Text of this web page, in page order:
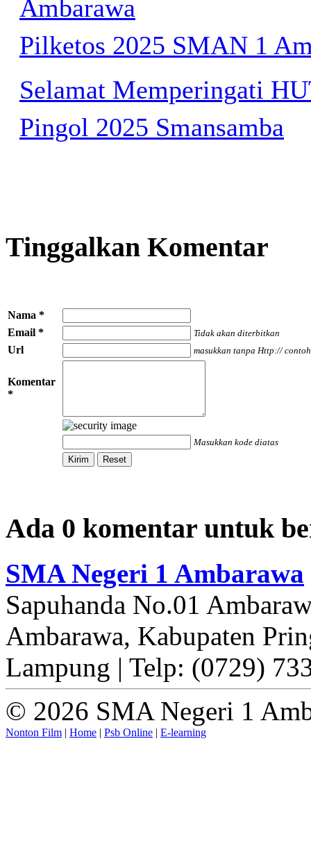
Ambarawa
Pilketos 2025 SMAN 1
Selamat Memperingati
Pingol 2025 Smansamba
Tinggalkan Komentar
Nama *
Email *
Tidak akan diterbitkan
Url masukkan tanpa Http://
Komentar
*
Masukkan kode diatas
Ada 0 komentar untuk
SMA Negeri 1 Ambarawa
Sapuhanda No.01
Ambarawa, Kabupaten
Lampung | Telp: (0729)
© 2026 SMA Negeri 1
Nonton Film | Home | Psb Online | E-learning